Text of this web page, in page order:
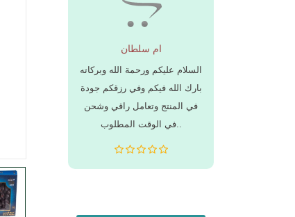
..
ام سلطان
السلام عليكم ورحمة الله وبركاته
بارك الله فيكم وفي رزقكم جودة
في المنتج وتعامل راقي وشحن
في الوقت المطلوب..